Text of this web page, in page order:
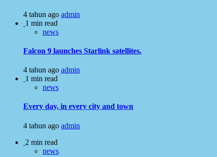
4 tahun ago admin
1 min read
news
Falcon 9 launches Starlink satellites.
4 tahun ago admin
1 min read
news
Every day, in every city and town
4 tahun ago admin
2 min read
news